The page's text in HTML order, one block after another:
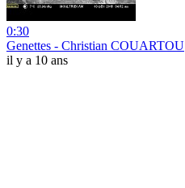
0:30
Genettes - Christian COUARTOU
il y a 10 ans